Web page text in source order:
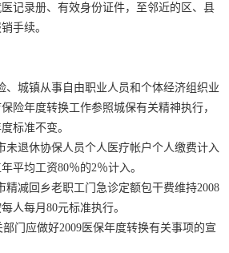
记录册、有效身份证件，至邻近的区、县
手续。
城镇从事自由职业人员和个体经济组织业
险年度转换工作参照城保有关精神执行，
标准不变。
退休协保人员个人医疗帐户个人缴费计入
平均工资80％的2％计入。
减回乡老职工门急诊定额包干费维持2008
人每月80元标准执行。
门应做好2009医保年度转换有关事项的宣